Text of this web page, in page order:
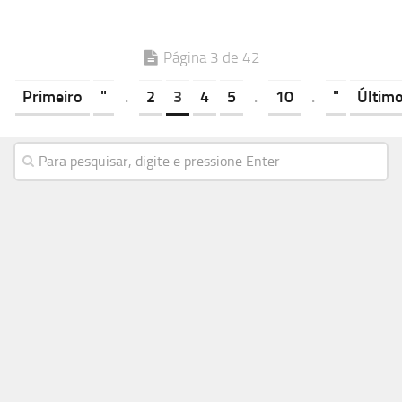
Página 3 de 42
Primeiro " . 2 3 4 5 . 10 . "